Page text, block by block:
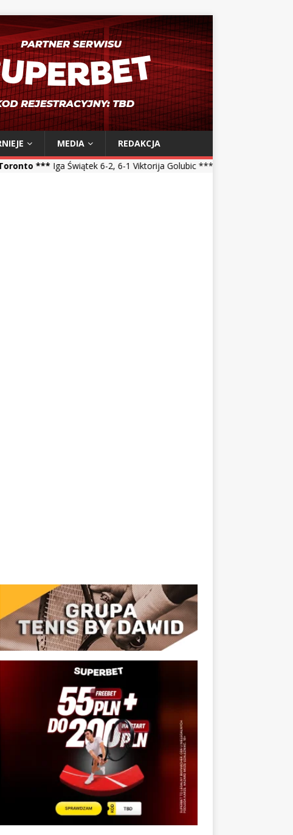
MEDIA
REDAKCJA
6-2, 6-1 Viktorija Golubic *** Maja Chwalińska 5-7, 1-6 Talia